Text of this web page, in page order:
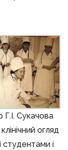
Сукачова
огляд
студентами і